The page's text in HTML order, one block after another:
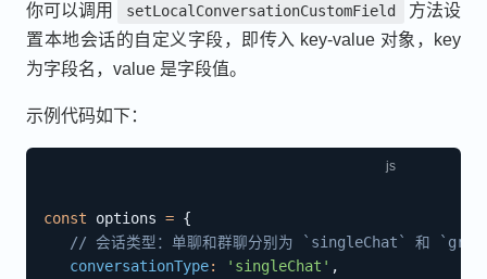
你可以调用 setLocalConversationCustomField
方法设
置本地会话的自定义字段，即传入 key-value 对象，key
为字段名，value 是字段值。
示例代码如下：
const options = {
// 会话类型：单聊和群聊分别为 `singleChat` 和
conversationType: 'singleChat' ,